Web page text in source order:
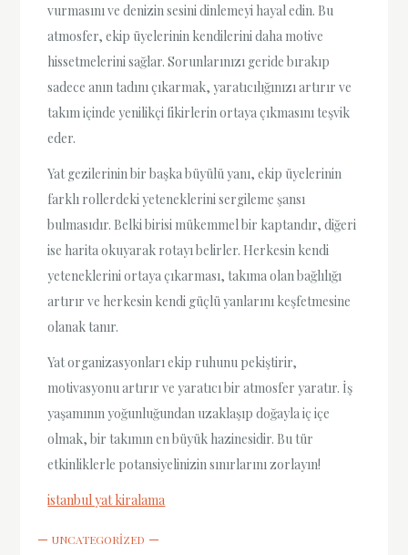
vurmasını ve denizin sesini dinlemeyi hayal edin. Bu
atmosfer, ekip üyelerinin kendilerini daha motive
hissetmelerini sağlar. Sorunlarınızı geride bırakıp
sadece anın tadını çıkarmak, yaratıcılığınızı artırır ve
takım içinde yenilikçi fikirlerin ortaya çıkmasını teşvik
eder.
Yat gezilerinin bir başka büyülü yanı, ekip üyelerinin
farklı rollerdeki yeteneklerini sergileme şansı
bulmasıdır. Belki birisi mükemmel bir kaptandır, diğeri
ise harita okuyarak rotayı belirler. Herkesin kendi
yeteneklerini ortaya çıkarması, takıma olan bağlılığı
artırır ve herkesin kendi güçlü yanlarını keşfetmesine
olanak tanır.
Yat organizasyonları ekip ruhunu pekiştirir,
motivasyonu artırır ve yaratıcı bir atmosfer yaratır. İş
yaşamının yoğunluğundan uzaklaşıp doğayla iç içe
olmak, bir takımın en büyük hazinesidir. Bu tür
etkinliklerle potansiyelinizin sınırlarını zorlayın!
istanbul yat kiralama
UNCATEGORIZED